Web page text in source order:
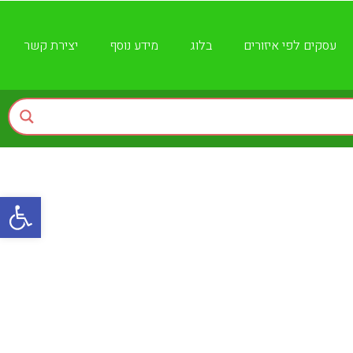
עסקים לפי איזורים בלוג מידע נוסף יצירת קשר